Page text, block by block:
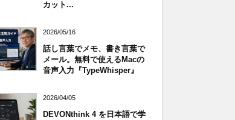
カット...
2026/05/16
話し言葉でメモ、書き言葉で
メール。無料で使えるMacの
音声入力『TypeWhisper』
2026/04/05
DEVONthink 4 を日本語で学